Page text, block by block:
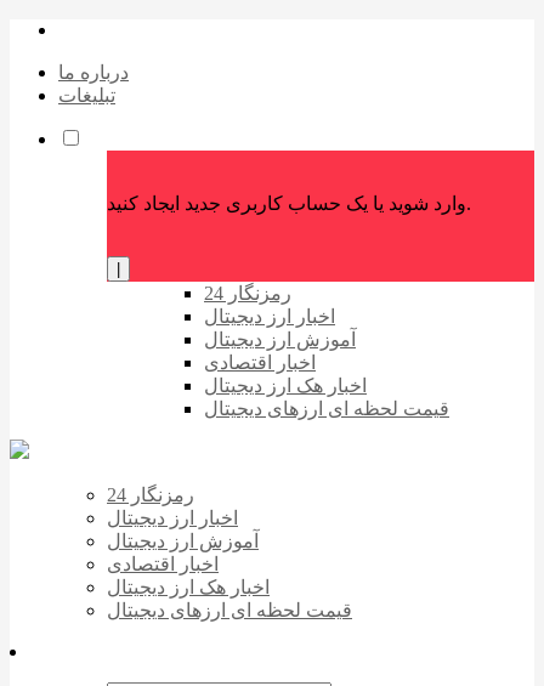
درباره ما
تبلیغات
وارد شوید یا یک حساب کاربری جدید ایجاد کنید.
رمزنگار 24
اخبار ارز دیجیتال
آموزش ارز دیجیتال
اخبار اقتصادی
اخبار هک ارز دیجیتال
قیمت لحظه ای ارزهای دیجیتال
رمزنگار 24
اخبار ارز دیجیتال
آموزش ارز دیجیتال
اخبار اقتصادی
اخبار هک ارز دیجیتال
قیمت لحظه ای ارزهای دیجیتال